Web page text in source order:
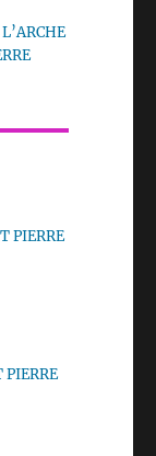
PIERRE
PIERRE